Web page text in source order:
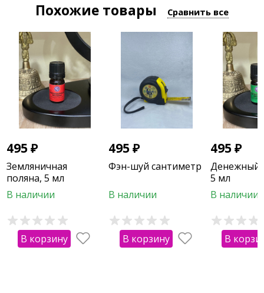
Похожие товары Сравнить все
495₽
Земляничная
поляна, 5 мл
В наличии
В корзину
495₽
Фэн-шуй сантиметр
В наличии
В корзину
495₽
Денежный
5 мл
В наличии
В